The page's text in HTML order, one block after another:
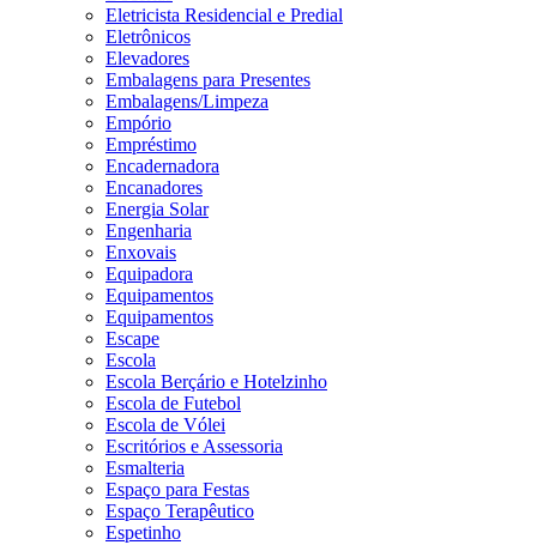
Eletricista Residencial e Predial
Eletrônicos
Elevadores
Embalagens para Presentes
Embalagens/Limpeza
Empório
Empréstimo
Encadernadora
Encanadores
Energia Solar
Engenharia
Enxovais
Equipadora
Equipamentos
Equipamentos
Escape
Escola
Escola Berçário e Hotelzinho
Escola de Futebol
Escola de Vólei
Escritórios e Assessoria
Esmalteria
Espaço para Festas
Espaço Terapêutico
Espetinho